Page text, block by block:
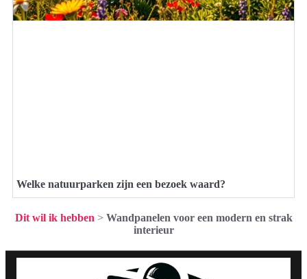
Welke natuurparken zijn een bezoek waard?
Dit wil ik hebben > Wandpanelen voor een modern en strak
interieur